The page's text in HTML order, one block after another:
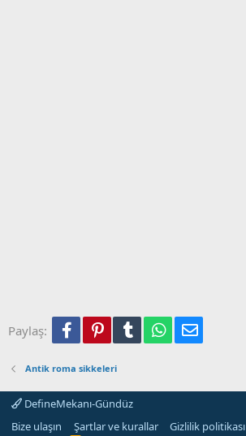
Paylaş: FacebookPinterestTumblr WhatsApp
Antik roma sikkeleri
DefineMekanı-Gündüz
Bize ulaşın
Şartlar ve kurallar Gizlilik politikası